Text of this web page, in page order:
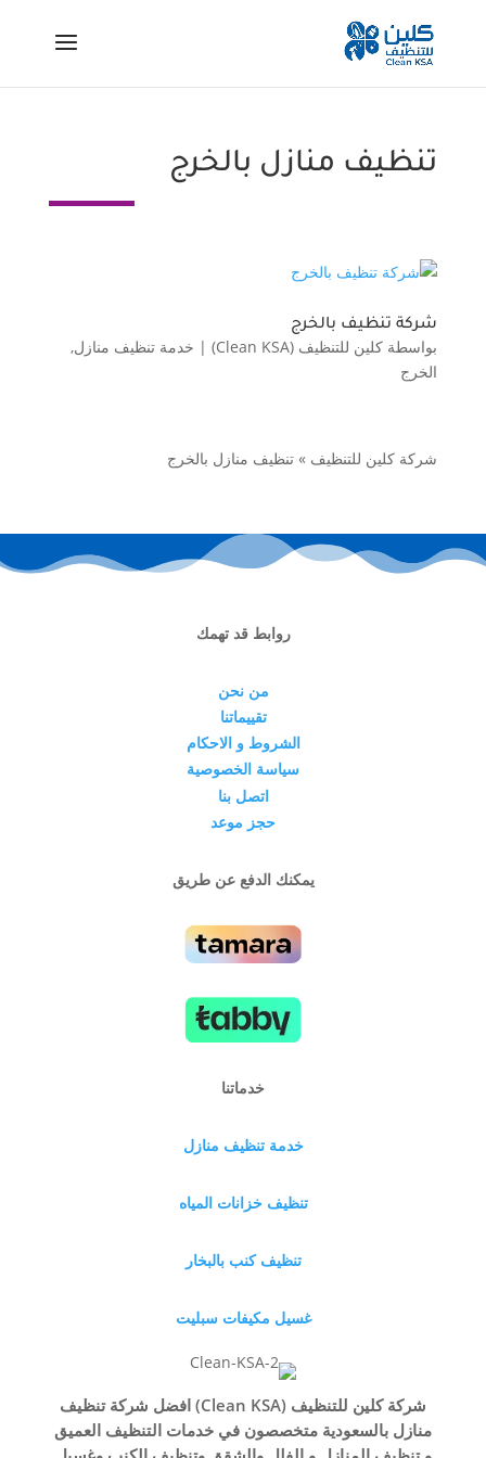
تنظيف منازل بالخرج
شركة تنظيف بالخرج
بواسطة كلين للتنظيف (Clean KSA) | خدمة تنظيف منازل,
الخرج
شركة كلين للتنظيف » تنظيف منازل بالخرج
روابط قد تهمك
من نحن
تقييماتنا
الشروط و الاحكام
سياسة الخصوصية
اتصل بنا
حجز موعد
يمكنك الدفع عن طريق
خدماتنا
خدمة تنظيف منازل
تنظيف خزانات المياه
تنظيف كنب بالبخار
غسيل مكيفات سبليت
شركة كلين للتنظيف (Clean KSA) افضل شركة تنظيف
منازل بالسعودية متخصصون في خدمات التنظيف العميق